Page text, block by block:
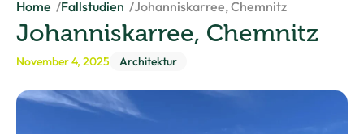
Home Fallstudien Johanniskarree, Chemnitz
Johanniskarree, Chemnitz
November 4, 2025 Architektur